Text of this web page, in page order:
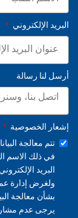
البريد الإلكتروني
أرسل لنا رسالة
إشعار الخصوصية
تتم معالجة
في ذلك الاسم
البريد
ولغرض إدارة
بشأن معالجة
يرجى عدم